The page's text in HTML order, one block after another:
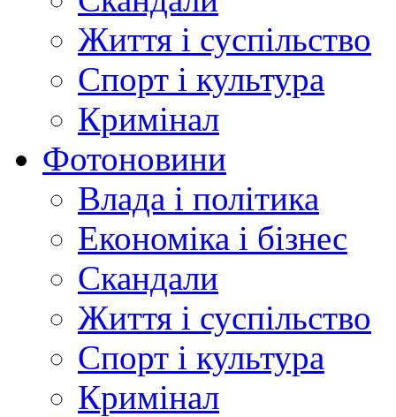
Життя і суспільство
Спорт і культура
Кримінал
Фотоновини
Влада і політика
Економіка і бізнес
Скандали
Життя і суспільство
Спорт і культура
Кримінал